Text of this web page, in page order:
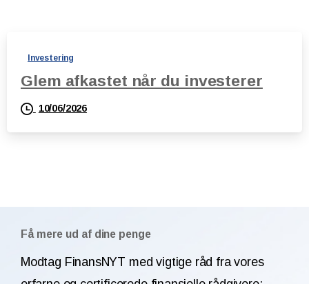
Investering
Glem afkastet når du investerer
10/06/2026
Få mere ud af dine penge
Modtag FinansNYT med vigtige råd fra vores